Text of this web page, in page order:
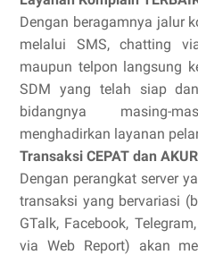
Dengan beragamnya jalur
melalui SMS, chatting
maupun telpon langsung
SDM yang telah siap
bidangnya masing-
menghadirkan layanan
Transaksi CEPAT dan
Dengan perangkat server
transaksi yang bervariasi
GTalk, Facebook,
via Web Report) akan